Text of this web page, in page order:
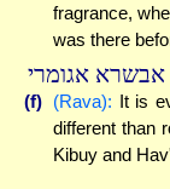
fragrance,
was there
אבשרא אגומרי
(f) (Rava): It is
different than
Kibuy and